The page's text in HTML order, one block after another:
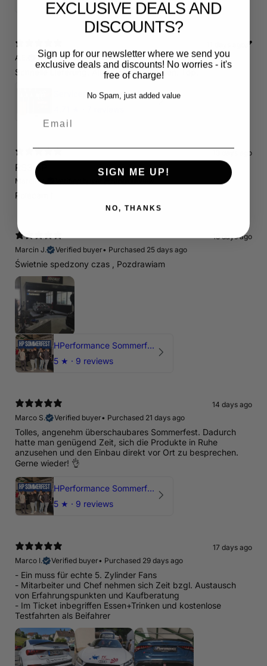
A.E.
Verified buyer •Purchased 18 days ago
Schnelle Lieferung. Alles wie beschrieben. Top.
Servicepaket / Inspektionspaket 1 mit Motul 300V 5W40 - 5W50 für alle 2.5 TFSI Modelle
13 days ago
RS3 8P
Marcin J.
Polecam !
13 days ago
Marcin J.
Verified buyer• Purchased 25 days ago
Świetnie spedzony czas , Pozdrawiam
HPerformance Sommerfest 2026
5 ★ · 9 reviews
14 days ago
Marco S.
Verified buyer• Purchased 21 days ago
Tolles, angenehm überschaubares Sommerfest. Dadurch
hatte man genügend Zeit, sich die Produkte in Ruhe
anzusehen und den Einbau direkt vor Ort zu besprechen.
Gerne wieder! 👌
HPerformance Sommerfest 2026
5 ★ · 9 reviews
17 days ago
Marco I.
Verified buyer• Purchased 29 days ago
- Ein muss für echte 5. Zylinder Fans
- Mitarbeiter und Chef nehmen sich Zeit bzgl. Austausch
von Erfahrungspunkten und Kaufberatung
- Im Ticket inbegriffen Essen+Trinken und kostenlose
Testfahrten als Beifahrer
EXCLUSIVE DEALS AND
DISCOUNTS?
Sign up for our newsletter where we send you
exclusive deals and discounts! No worries - it's
free of charge!
No Spam, just added value
SIGN ME UP!
NO, THANKS